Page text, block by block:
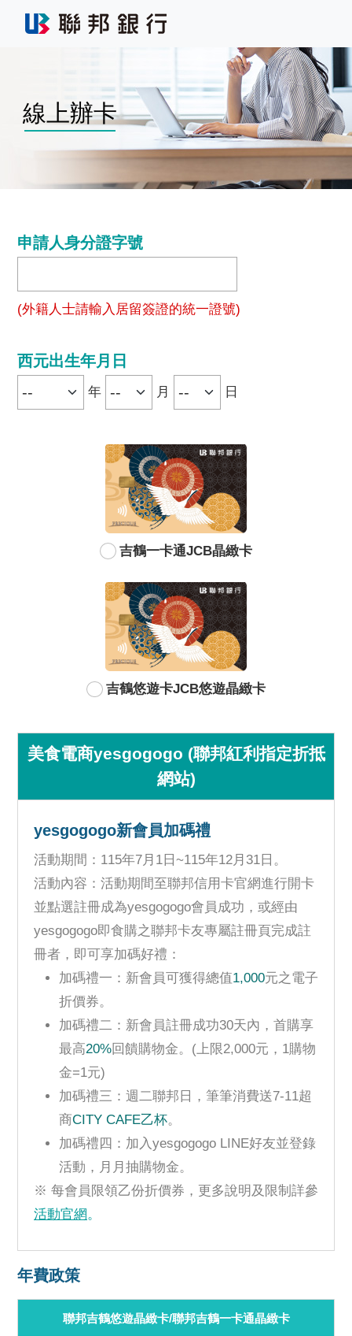
線上辦卡
申請人身分證字號
(外籍人士請輸入居留簽證的統一證號)
西元出生年月日
年 月 日
吉鶴一卡通JCB晶緻卡
吉鶴悠遊卡JCB悠遊晶緻卡
美食電商yesgogogo (聯邦紅利指定折抵
網站)
yesgogogo新會員加碼禮
活動期間：115年7月1日~115年12月31日。
活動內容：活動期間至聯邦信用卡官網進行開卡
並點選註冊成為yesgogogo會員成功，或經由
yesgogogo即食購之聯邦卡友專屬註冊頁完成註
冊者，即可享加碼好禮：
加碼禮一：新會員可獲得總值1,000元之電子
折價券。
加碼禮二：新會員註冊成功30天內，首購享
最高20%回饋購物金。(上限2,000元，1購物
金=1元)
加碼禮三：週二聯邦日，筆筆消費送7-11超
商CITY CAFE乙杯。
加碼禮四：加入yesgogogo LINE好友並登錄
活動，月月抽購物金。
※ 每會員限領乙份折價券，更多說明及限制詳參
活動官網。
年費政策
聯邦吉鶴悠遊晶緻卡/聯邦吉鶴一卡通晶緻卡